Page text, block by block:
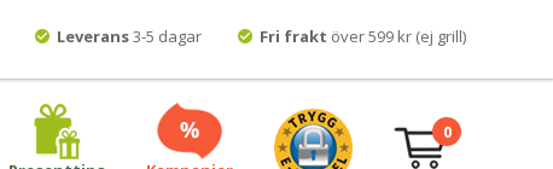
Leverans3-5 dagar Fri frakt över 599 kr (ej grill)
0